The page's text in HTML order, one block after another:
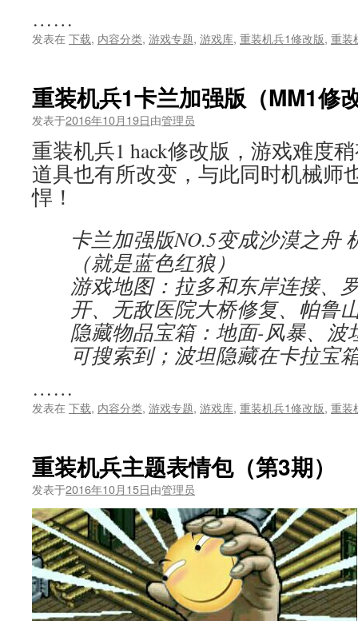
……
发表在 下载, 内容分类, 游戏专题, 游戏库, 重装机兵1修改版, 重装
重装机兵1卡兰加强版（MM1修
发表于2016年10月19日由管理员
重装机兵1 hack修改版，游戏难度
道具也有所改变，与此同时机械师
悍！
卡兰加强版NO.5变成沙漠之舟
（就是蓝色红狼）
游戏地图：拉多和东岸连接、
开、无敌医院大桥修复、帕鲁
隐藏物品宝箱：地面-风暴、波
可搜索到；波坦隐藏在卡拉宝
……
发表在 下载, 内容分类, 游戏专题, 游戏库, 重装机兵1修改版, 重装
重装机兵主题表情包（第3期）
发表于2016年10月15日由管理员